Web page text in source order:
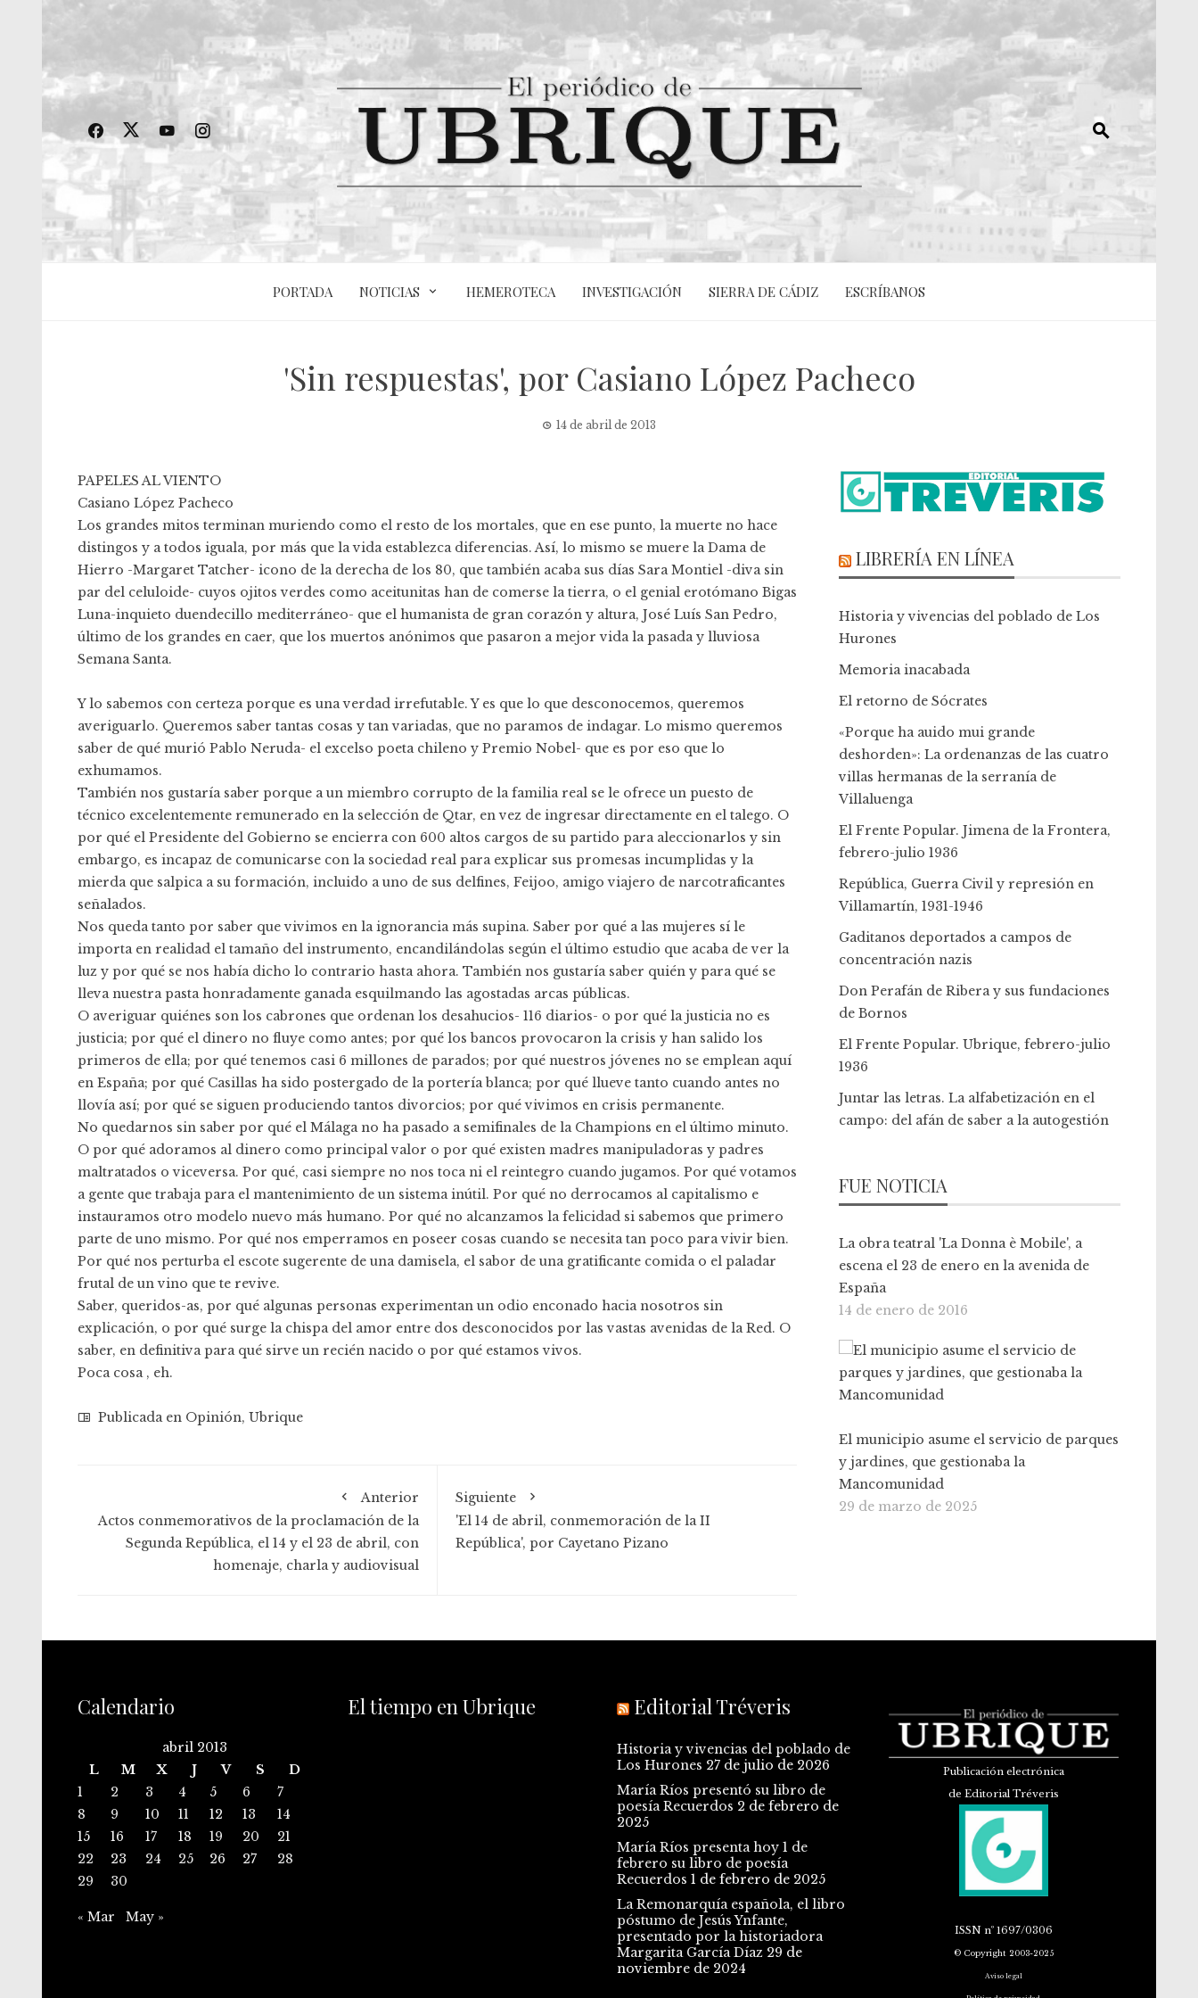
PORTADA NOTICIAS HEMEROTECA INVESTIGACIÓN SIERRA DE CÁDIZ ESCRÍBANOS
'Sin respuestas', por Casiano López Pacheco
14 de abril de 2013
PAPELES AL VIENTO
Casiano López Pacheco
Los grandes mitos terminan muriendo como el resto de los mortales, que en ese punto, la muerte no hace
distingos y a todos iguala, por más que la vida establezca diferencias. Así, lo mismo se muere la Dama de
Hierro -Margaret Tatcher- icono de la derecha de los 80, que también acaba sus días Sara Montiel -diva sin
par del celuloide- cuyos ojitos verdes como aceitunitas han de comerse la tierra, o el genial erotómano Bigas
Luna-inquieto duendecillo mediterráneo- que el humanista de gran corazón y altura, José Luís San Pedro,
último de los grandes en caer, que los muertos anónimos que pasaron a mejor vida la pasada y lluviosa
Semana Santa.
Y lo sabemos con certeza porque es una verdad irrefutable. Y es que lo que desconocemos, queremos
averiguarlo. Queremos saber tantas cosas y tan variadas, que no paramos de indagar. Lo mismo queremos
saber de qué murió Pablo Neruda- el excelso poeta chileno y Premio Nobel- que es por eso que lo
exhumamos.
También nos gustaría saber porque a un miembro corrupto de la familia real se le ofrece un puesto de
técnico excelentemente remunerado en la selección de Qtar, en vez de ingresar directamente en el talego. O
por qué el Presidente del Gobierno se encierra con 600 altos cargos de su partido para aleccionarlos y sin
embargo, es incapaz de comunicarse con la sociedad real para explicar sus promesas incumplidas y la
mierda que salpica a su formación, incluido a uno de sus delfines, Feijoo, amigo viajero de narcotraficantes
señalados.
Nos queda tanto por saber que vivimos en la ignorancia más supina. Saber por qué a las mujeres sí le
importa en realidad el tamaño del instrumento, encandilándolas según el último estudio que acaba de ver la
luz y por qué se nos había dicho lo contrario hasta ahora. También nos gustaría saber quién y para qué se
lleva nuestra pasta honradamente ganada esquilmando las agostadas arcas públicas.
O averiguar quiénes son los cabrones que ordenan los desahucios- 116 diarios- o por qué la justicia no es
justicia; por qué el dinero no fluye como antes; por qué los bancos provocaron la crisis y han salido los
primeros de ella; por qué tenemos casi 6 millones de parados; por qué nuestros jóvenes no se emplean aquí
en España; por qué Casillas ha sido postergado de la portería blanca; por qué llueve tanto cuando antes no
llovía así; por qué se siguen produciendo tantos divorcios; por qué vivimos en crisis permanente.
No quedarnos sin saber por qué el Málaga no ha pasado a semifinales de la Champions en el último minuto.
O por qué adoramos al dinero como principal valor o por qué existen madres manipuladoras y padres
maltratados o viceversa. Por qué, casi siempre no nos toca ni el reintegro cuando jugamos. Por qué votamos
a gente que trabaja para el mantenimiento de un sistema inútil. Por qué no derrocamos al capitalismo e
instauramos otro modelo nuevo más humano. Por qué no alcanzamos la felicidad si sabemos que primero
parte de uno mismo. Por qué nos emperramos en poseer cosas cuando se necesita tan poco para vivir bien.
Por qué nos perturba el escote sugerente de una damisela, el sabor de una gratificante comida o el paladar
frutal de un vino que te revive.
Saber, queridos-as, por qué algunas personas experimentan un odio enconado hacia nosotros sin
explicación, o por qué surge la chispa del amor entre dos desconocidos por las vastas avenidas de la Red. O
saber, en definitiva para qué sirve un recién nacido o por qué estamos vivos.
Poca cosa , eh.
Publicada en Opinión, Ubrique
Anterior
Actos conmemorativos de la proclamación de la
Segunda República, el 14 y el 23 de abril, con
homenaje, charla y audiovisual
Siguiente
'El 14 de abril, conmemoración de la II
República', por Cayetano Pizano
LIBRERÍA EN LÍNEA
Historia y vivencias del poblado de Los
Hurones
Memoria inacabada
El retorno de Sócrates
«Porque ha auido mui grande
deshorden»: La ordenanzas de las cuatro
villas hermanas de la serranía de
Villaluenga
El Frente Popular. Jimena de la Frontera,
febrero-julio 1936
República, Guerra Civil y represión en
Villamartín, 1931-1946
Gaditanos deportados a campos de
concentración nazis
Don Perafán de Ribera y sus fundaciones
de Bornos
El Frente Popular. Ubrique, febrero-julio
1936
Juntar las letras. La alfabetización en el
campo: del afán de saber a la autogestión
FUE NOTICIA
La obra teatral 'La Donna è Mobile', a
escena el 23 de enero en la avenida de
España
14 de enero de 2016
El municipio asume el servicio de parques
y jardines, que gestionaba la
Mancomunidad
29 de marzo de 2025
Calendario
abril 2013
L
M X J V S
D
1
2 3 4 5 6
7
8
9 10 11 12 13
14
15
16 17 18 19 20
21
22
23 24 25 26 27
28
29
30
« Mar May »
El tiempo en Ubrique Editorial Tréveris
Historia y vivencias del poblado de
Los Hurones 27 de julio de 2026
María Ríos presentó su libro de
poesía Recuerdos 2 de febrero de
2025
María Ríos presenta hoy 1 de
febrero su libro de poesía
Recuerdos 1 de febrero de 2025
La Remonarquía española, el libro
póstumo de Jesús Ynfante,
presentado por la historiadora
Margarita García Díaz 29 de
noviembre de 2024
Publicación electrónica
de Editorial Tréveris
ISSNnº 1697/0306
© Copyright 2003-2025
Aviso legal